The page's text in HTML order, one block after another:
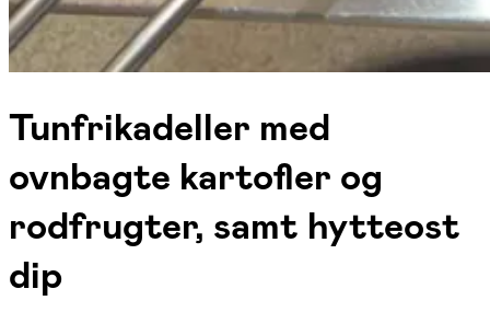
Tunfrikadeller med
ovnbagte kartofler og
rodfrugter, samt hytteost
dip